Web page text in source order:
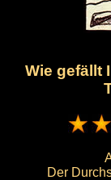
Wie gefällt
Der